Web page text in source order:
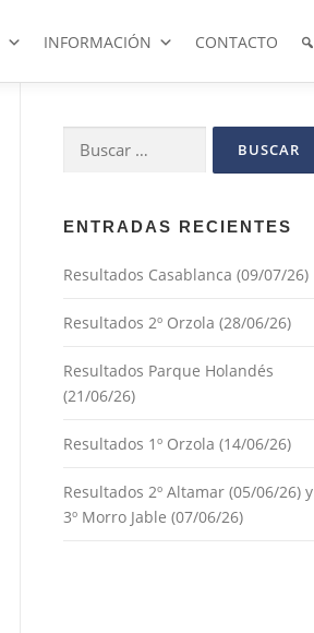
INFORMACIÓN CONTACTO
ENTRADAS RECIENTES
Resultados Casablanca (09/07/26)
Resultados 2º Orzola (28/06/26)
Resultados Parque Holandés
(21/06/26)
Resultados 1º Orzola (14/06/26)
Resultados 2º Altamar (05/06/26) y
3º Morro Jable (07/06/26)